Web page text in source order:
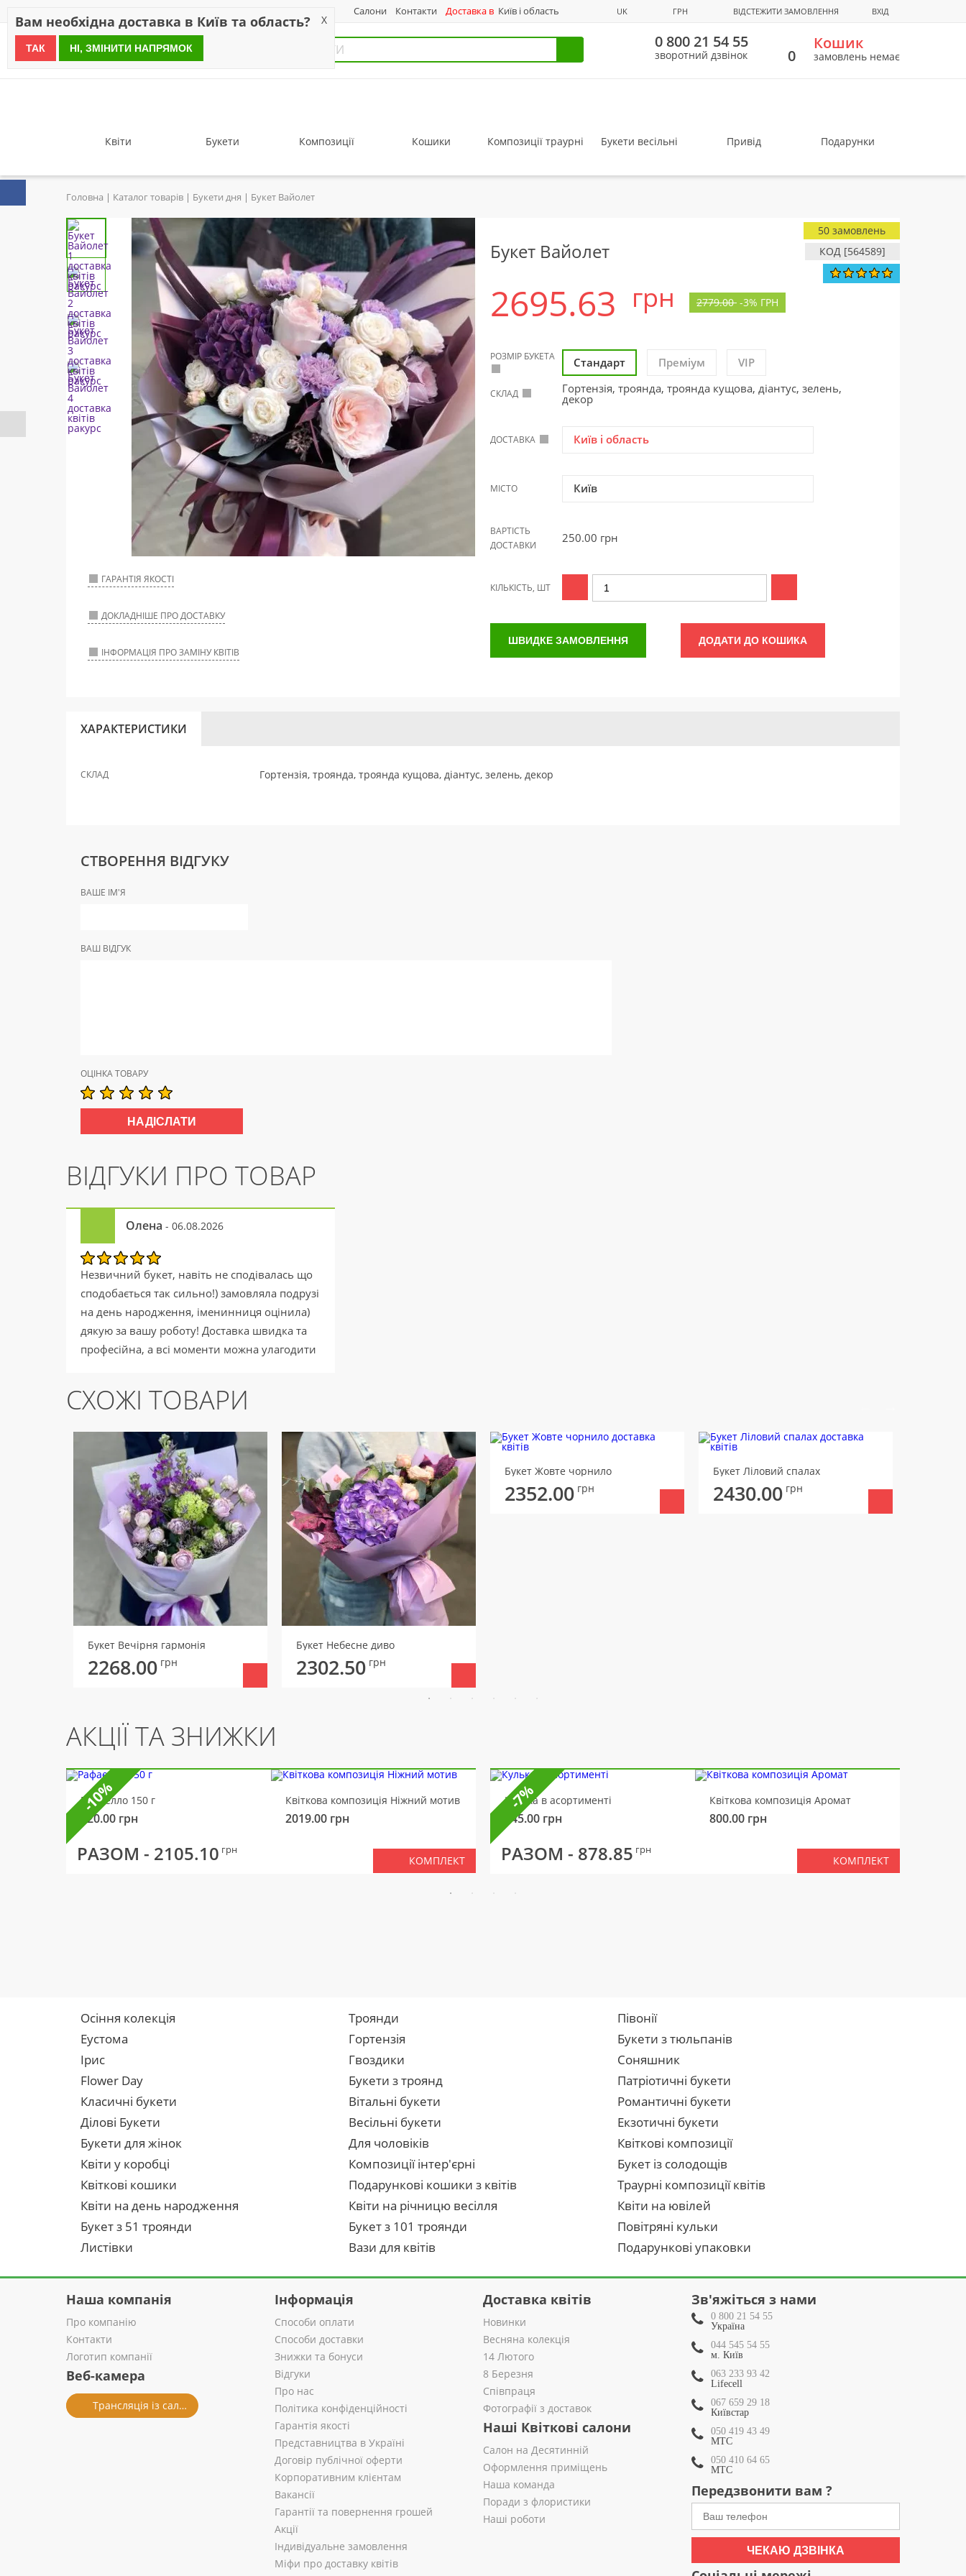
Салони Контакти Доставка в Київ і область UK ГРН ВІДСТЕЖИТИ ЗАМОВЛЕННЯ ВХІД
since 1999
0 800 21 54 55
зворотний дзвінок 0
Кошик
замовлень немає
Квіти Букети Композиції Кошики Композиції траурні Букети весільні Привід Подарунки
Головна Каталог товарів Букети дня Букет Вайолет
ГАРАНТІЯ ЯКОСТІ
ДОКЛАДНІШЕ ПРО ДОСТАВКУ
ІНФОРМАЦІЯ ПРО ЗАМІНУ КВІТІВ
Букет Вайолет КОД [564589]
50 замовлень
2695.63 грн 2779.00 -3% ГРН
РОЗМІР БУКЕТА Стандарт Преміум VIP
СКЛАД Гортензія, троянда, троянда кущова, діантус, зелень,
декор
ДОСТАВКА Київ і область
МІСТО Київ
ВАРТІСТЬ
ДОСТАВКИ
250.00 грн
КІЛЬКІСТЬ, ШТ
ШВИДКЕ ЗАМОВЛЕННЯ ДОДАТИ ДО КОШИКА
ХАРАКТЕРИСТИКИ
СКЛАД Гортензія, троянда, троянда кущова, діантус, зелень, декор
СТВОРЕННЯ ВІДГУКУ
ВАШЕ ІМ'Я
ВАШ ВІДГУК
ОЦІНКА ТОВАРУ
ВІДГУКИ ПРО ТОВАР
Олена - 06.08.2026
Незвичний букет, навіть не сподівалась що
сподобається так сильно!) замовляла подрузі
на день народження, іменинниця оцінила)
дякую за вашу роботу! Доставка швидка та
професійна, а всі моменти можна улагодити
СХОЖІ ТОВАРИ
Букет Вечірня гармонія
2268.00 грн
Букет Небесне диво
2302.50 грн
Букет Жовте чорнило
2352.00 грн
Букет Ліловий спалах
2430.00 грн
АКЦІЇ ТА ЗНИЖКИ
Рафаелло 150 г
320.00 грн
Квіткова композиція Ніжний мотив
2019.00 грн
РАЗОМ - 2105.10 грн
КОМПЛЕКТ
-10% Кулька в асортименті
145.00 грн
Квіткова композиція Аромат
800.00 грн
РАЗОМ - 878.85 грн
КОМПЛЕКТ
-7%
Осіння колекція Троянди
Півонії
Еустома
Гортензія
Букети з тюльпанів
Ірис
Гвоздики
Соняшник
Flower Day
Букети з троянд
Патріотичні букети
Класичні букети
Вітальні букети
Романтичні букети
Ділові Букети
Весільні букети
Екзотичні букети
Букети для жінок
Для чоловіків
Квіткові композиції
Квіти у коробці
Композиції інтер'єрні
Букет із солодощів
Квіткові кошики
Подарункові кошики з квітів
Траурні композиції квітів
Квіти на день народження
Квіти на річницю весілля
Квіти на ювілей
Букет з 51 троянди
Букет з 101 троянди
Повітряні кульки
Листівки
Вази для квітів Подарункові упаковки
Наша компанія
Про компанію
Контакти
Логотип компанії
Веб-камера
Трансляція із салону
Інформація
Способи оплати
Способи доставки
Знижки та бонуси
Відгуки
Про нас
Політика конфіденційності
Гарантія якості
Представництва в Україні
Договір публічної оферти
Корпоративним клієнтам
Вакансії
Гарантії та повернення грошей
Акції
Індивідуальне замовлення
Міфи про доставку квітів
Доставка квітів
Новинки
Весняна колекція
14 Лютого
8 Березня
Співпраця
Фотографії з доставок
Наші Квіткові салони
Салон на Десятинній
Оформлення приміщень
Наша команда
Поради з флористики
Наші роботи
Зв'яжіться з нами
0 800 21 54 55
Україна
044 545 54 55
м. Київ
063 233 93 42
Lifecell
067 659 29 18
Київстар
050 419 43 49
МТС
050 410 64 65
МТС
Передзвонити вам ?
ЧЕКАЮ ДЗВІНКА
Вам необхідна доставка в Київ та область? X
ТАК НІ, ЗМІНИТИ НАПРЯМОК